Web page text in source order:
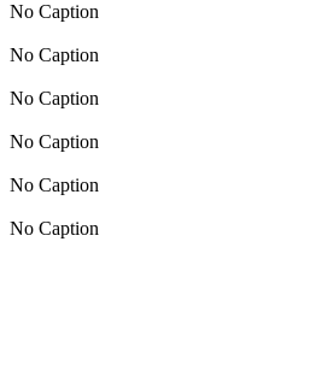
No Caption
No Caption
No Caption
No Caption
No Caption
No Caption